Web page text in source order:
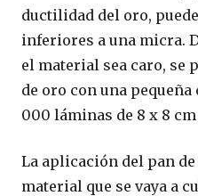
ductilidad del oro,
inferiores a una micra.
el material sea caro, se
de oro con una pequeña
000 láminas de 8 x 8
La aplicación del pan
material que se vaya a